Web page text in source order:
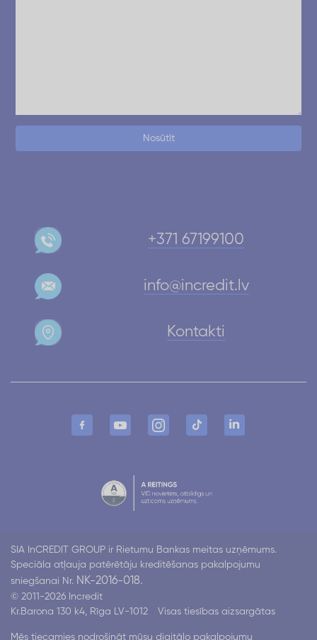
Nosūtīt
+371 67199100
info@incredit.lv
Kontakti
SIA InCREDIT GROUP ir Rietumu Bankas meitas uzņēmums.
Speciāla atļauja patērētāju kreditēšanas pakalpojumu
sniegšanai Nr. NK-2016-018.
© 2011-2026 Incredit
Kr.Barona 130 k4, Rīga LV-1012
Visas tiesības aizsargātas
Mēs tiecamies nodrošināt mūsu digitālo pakalpojumu